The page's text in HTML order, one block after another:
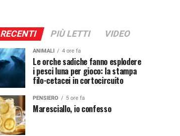
RECENTI PIÙ LETTI VIDEO
ANIMALI 4 ore fa
Le orche sadiche fanno esplodere
i pesci luna per gioco: la stampa
filo-cetacei in cortocircuito
PENSIERO 5 ore fa
Maresciallo, io confesso